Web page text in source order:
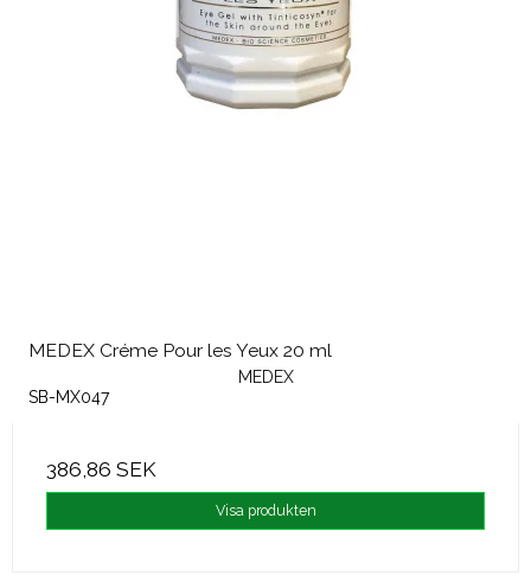
MEDEX Créme Pour les Yeux 20 ml
MEDEX
SB-MX047
386,86 SEK
Visa produkten